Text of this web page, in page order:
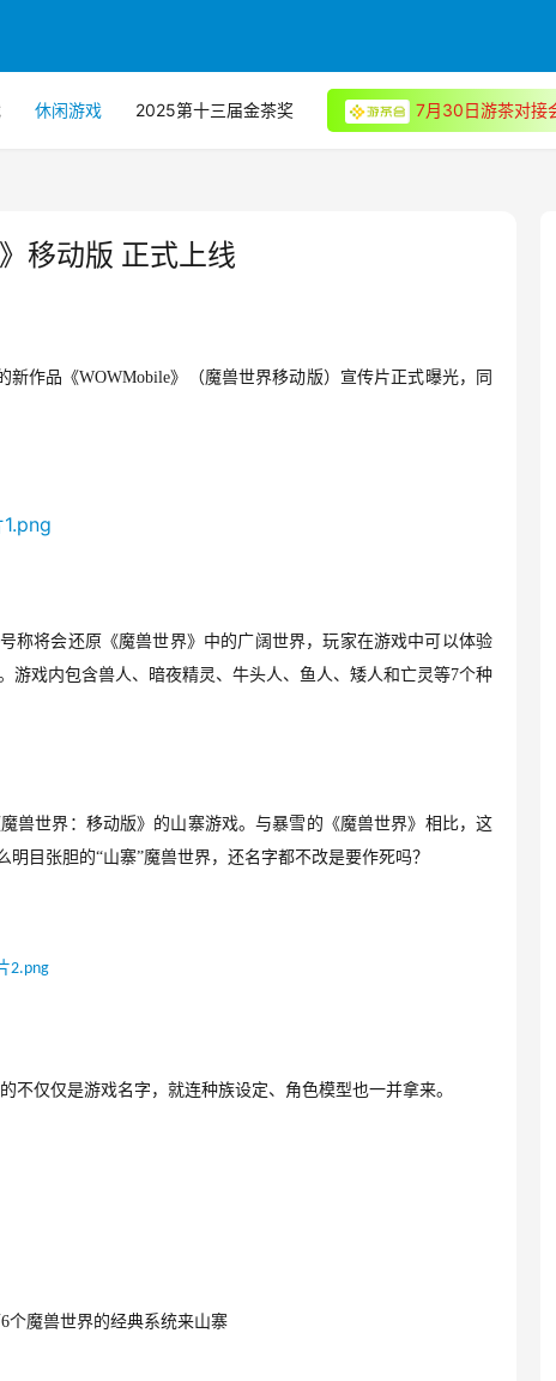
休闲游戏 2025第十三届金茶奖 7月30日游茶对接
移动版 正式上线
作品《WOWMobile》（魔兽世界移动版）宣传片正式曝光，同
称将会还原《魔兽世界》中的广阔世界，玩家在游戏中可以体验
戏内包含兽人、暗夜精灵、牛头人、鱼人、矮人和亡灵等7个种
兽世界：移动版》的山寨游戏。与暴雪的《魔兽世界》相比，这
明目张胆的“山寨”魔兽世界，还名字都不改是要作死吗？
不仅仅是游戏名字，就连种族设定、角色模型也一并拿来。
6个魔兽世界的经典系统来山寨